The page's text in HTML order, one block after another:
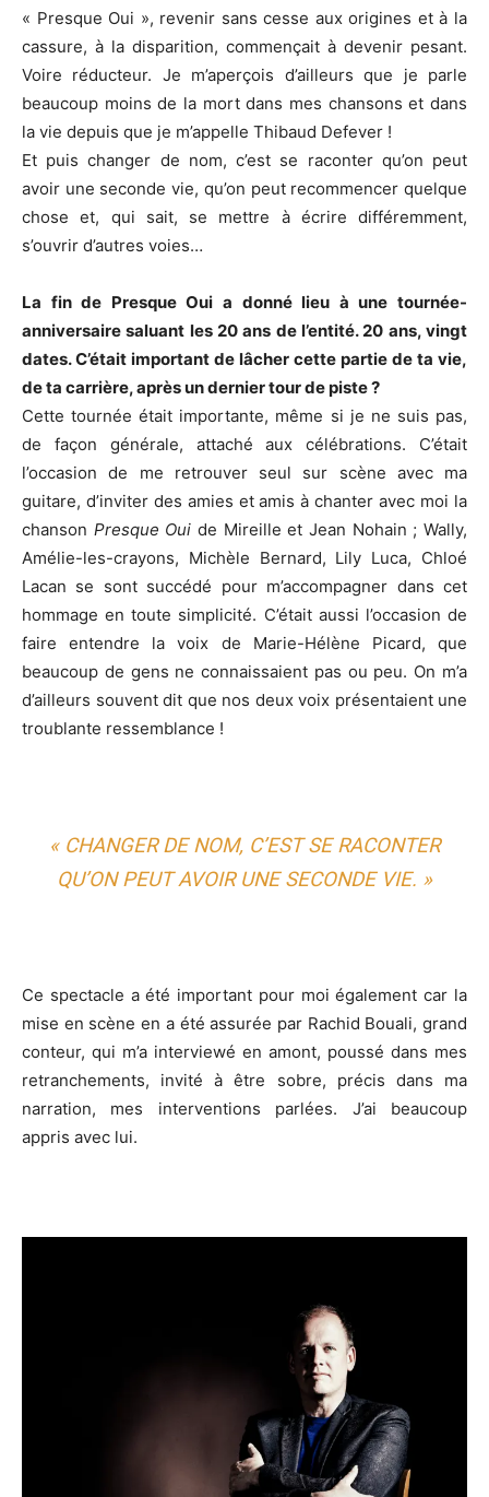
« Presque Oui », revenir sans cesse aux origines et à la
cassure, à la disparition, commençait à devenir pesant.
Voire réducteur. Je m’aperçois d’ailleurs que je parle
beaucoup moins de la mort dans mes chansons et dans
la vie depuis que je m’appelle Thibaud Defever !
Et puis changer de nom, c’est se raconter qu’on peut
avoir une seconde vie, qu’on peut recommencer quelque
chose et, qui sait, se mettre à écrire différemment,
s’ouvrir d’autres voies…
La fin de Presque Oui a donné lieu à une tournée-
anniversaire saluant les 20 ans de l’entité. 20 ans, vingt
dates. C’était important de lâcher cette partie de ta vie,
de ta carrière, après un dernier tour de piste ?
Cette tournée était importante, même si je ne suis pas,
de façon générale, attaché aux célébrations. C’était
l’occasion de me retrouver seul sur scène avec ma
guitare, d’inviter des amies et amis à chanter avec moi la
chanson Presque Oui de Mireille et Jean Nohain ; Wally,
Amélie-les-crayons, Michèle Bernard, Lily Luca, Chloé
Lacan se sont succédé pour m’accompagner dans cet
hommage en toute simplicité. C’était aussi l’occasion de
faire entendre la voix de Marie-Hélène Picard, que
beaucoup de gens ne connaissaient pas ou peu. On m’a
d’ailleurs souvent dit que nos deux voix présentaient une
troublante ressemblance !
« CHANGER DE NOM, C’EST SE RACONTER
QU’ON PEUT AVOIR UNE SECONDE VIE. »
Ce spectacle a été important pour moi également car la
mise en scène en a été assurée par Rachid Bouali, grand
conteur, qui m’a interviewé en amont, poussé dans mes
retranchements, invité à être sobre, précis dans ma
narration, mes interventions parlées. J’ai beaucoup
appris avec lui.